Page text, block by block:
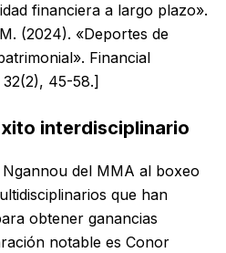
financiera a largo plazo».
(2024). «Deportes de
Financial
45-58.]
interdisciplinario
del MMA al boxeo
que han
obtener ganancias
notable es Conor